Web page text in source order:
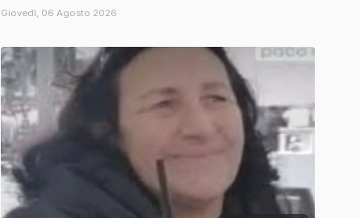
Giovedì, 06 Agosto 2026